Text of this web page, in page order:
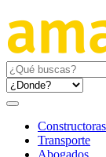
Constructoras
Transporte
Abogados